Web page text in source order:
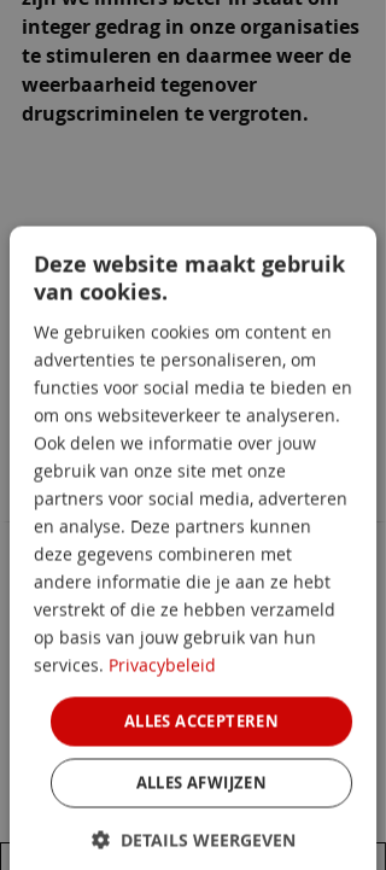
integer gedrag in onze organisaties
te stimuleren en daarmee weer de
weerbaarheid tegenover
drugscriminelen te vergroten.
De learning bestaat uit enkele
sheets, waar je eenvoudig doorheen
kan klikken. Zo kom je snel tot de
kern van de zaak. Hier en daar vind je
een 'verdiepingsknop'. Voor de
liefhebber!
Dit is de tweede learning over
bewustzijn. De laatste over
voorkomen volgt begin 2021. De
eerste over herkennen staat hier op
de website.
De learnings zijn bedoeld voor
iedereen die hierin een rol speelt,
of het nu is als bedrijf of organisatie,
werknemer, HR-specialist,
leidinggevende, PFSO-er, etc.
Deze website maakt gebruik
van cookies.
We gebruiken cookies om content en
advertenties te personaliseren, om
functies voor social media te bieden en
om ons websiteverkeer te analyseren.
Ook delen we informatie over jouw
gebruik van onze site met onze
partners voor social media, adverteren
en analyse. Deze partners kunnen
deze gegevens combineren met
andere informatie die je aan ze hebt
verstrekt of die ze hebben verzameld
op basis van jouw gebruik van hun
services. Privacybeleid
ALLES ACCEPTEREN
ALLES AFWIJZEN
DETAILS WEERGEVEN